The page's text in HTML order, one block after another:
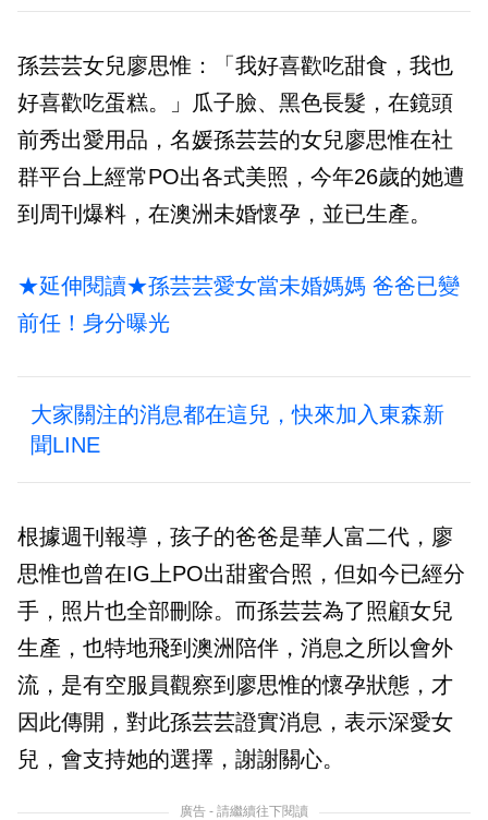
孫芸芸女兒廖思惟：「我好喜歡吃甜食，我也
好喜歡吃蛋糕。」瓜子臉、黑色長髮，在鏡頭
前秀出愛用品，名媛孫芸芸的女兒廖思惟在社
群平台上經常PO出各式美照，今年26歲的她遭
到周刊爆料，在澳洲未婚懷孕，並已生產。
★延伸閱讀★孫芸芸愛女當未婚媽媽 爸爸已變
前任！身分曝光
大家關注的消息都在這兒，快來加入東森新
聞LINE
根據週刊報導，孩子的爸爸是華人富二代，廖
思惟也曾在IG上PO出甜蜜合照，但如今已經分
手，照片也全部刪除。而孫芸芸為了照顧女兒
生產，也特地飛到澳洲陪伴，消息之所以會外
流，是有空服員觀察到廖思惟的懷孕狀態，才
因此傳開，對此孫芸芸證實消息，表示深愛女
兒，會支持她的選擇，謝謝關心。
廣告 - 請繼續往下閱讀